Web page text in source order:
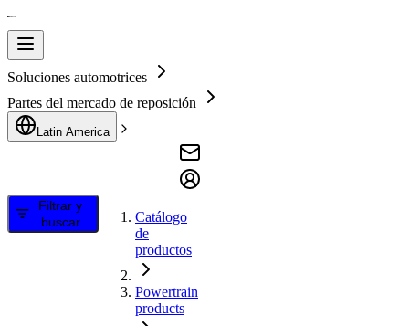
Soluciones automotrices
Partes del mercado de reposición
Latin America
Filtrar y
buscar
Catálogo
de
productos
Powertrain
products